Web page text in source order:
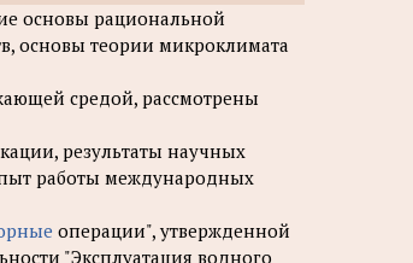
основы рациональной
основы теории микроклимата
средой, рассмотрены
результаты научных
работы международных
операции", утвержденной
"Эксплуатация водного